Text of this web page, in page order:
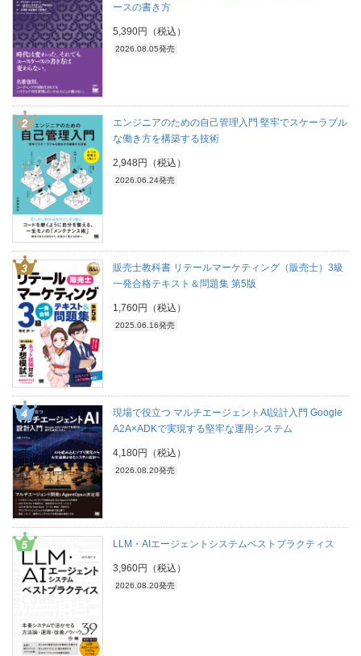
ースの書き方
5,390円（税込）
2026.08.05発売
エンジニアのための自己管理入門 堅牢でスケーラブル
な働き方を構築する技術
2,948円（税込）
2026.06.24発売
販売士教科書 リテールマーケティング（販売士）3級
一発合格テキスト＆問題集 第5版
1,760円（税込）
2025.06.16発売
現場で役立つ マルチエージェントAI設計入門 Google
A2A×ADKで実現する堅牢な運用システム
4,180円（税込）
2026.08.20発売
LLM・AIエージェントシステムベストプラクティス
3,960円（税込）
2026.08.20発売